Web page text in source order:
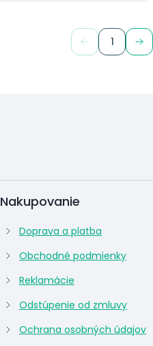
1
Nakupovanie
Doprava a platba
Obchodné podmienky
Reklamácie
Odstúpenie od zmluvy
Ochrana osobných údajov